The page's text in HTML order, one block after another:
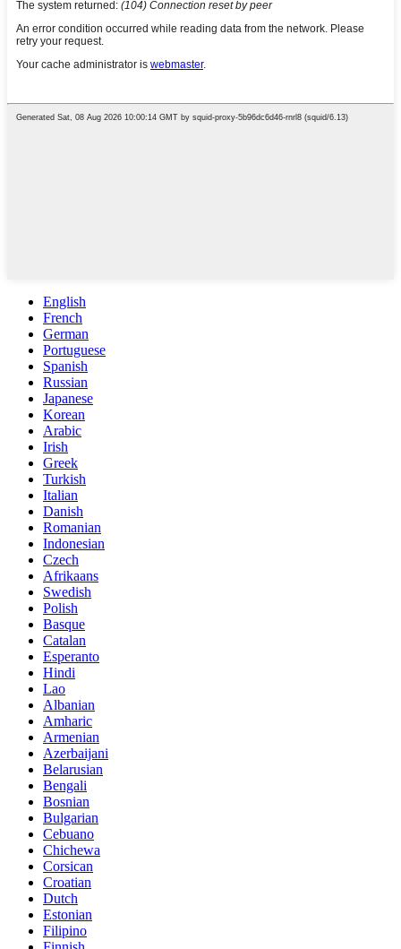
English
French
German
Portuguese
Spanish
Russian
Japanese
Korean
Arabic
Irish
Greek
Turkish
Italian
Danish
Romanian
Indonesian
Czech
Afrikaans
Swedish
Polish
Basque
Catalan
Esperanto
Hindi
Lao
Albanian
Amharic
Armenian
Azerbaijani
Belarusian
Bengali
Bosnian
Bulgarian
Cebuano
Chichewa
Corsican
Croatian
Dutch
Estonian
Filipino